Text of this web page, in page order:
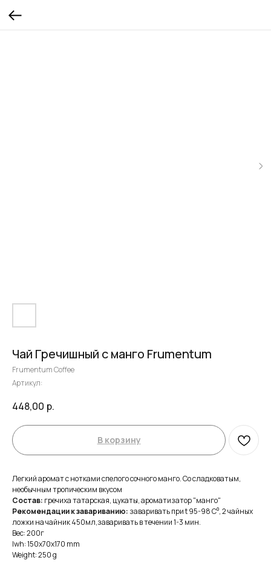
Чай Гречишный с манго Frumentum
Frumentum Coffee
Артикул:
448,00 р.
В корзину
Легкий аромат с нотками спелого сочного манго. Со сладковатым,
необычным тропическим вкусом
Состав: гречиха татарская, цукаты, ароматизатор "манго"
Рекомендации к завариванию:заваривать при t 95-98 С⁰, 2 чайных
ложки на чайник 450мл,заваривать в течении 1-3 мин.
Вес: 200г
lwh: 150x70x170 mm
Weight: 250 g